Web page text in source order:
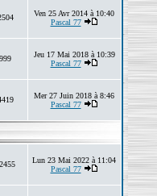
Ven 25 Avr 2014 à 10:40
Pascal 77
999
Jeu 17 Mai 2018 à 10:39
Pascal 77
Mer 27 Juin 2018 à 8:46
Pascal 77
Lun 23 Mai 2022 à 11:04
Pascal 77